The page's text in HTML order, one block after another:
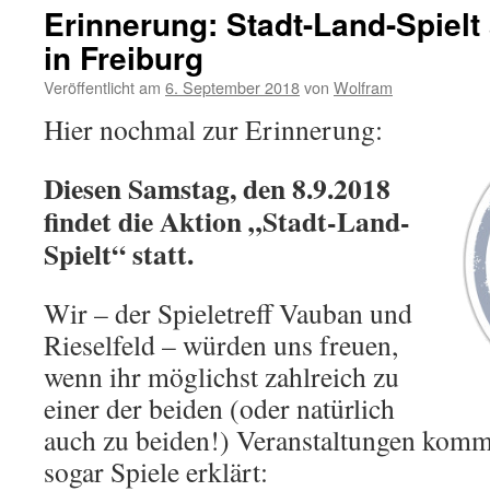
Erinnerung: Stadt-Land-Spielt
in Freiburg
Veröffentlicht am 6. September 2018von Wolfram
Hier nochmal zur Erinnerung:
Diesen Samstag, den 8.9.2018
findet die Aktion „Stadt-Land-
Spielt“ statt.
Wir – der Spieletreff Vauban und
Rieselfeld – würden uns freuen,
wenn ihr möglichst zahlreich zu
einer der beiden (oder natürlich
auch zu beiden!) Veranstaltungen
sogar Spiele erklärt: